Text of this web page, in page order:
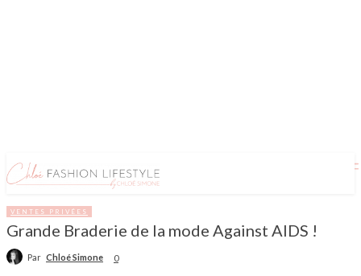
VENTES PRIVÉES
Grande Braderie de la mode Against AIDS !
Par Chloé Simone 0